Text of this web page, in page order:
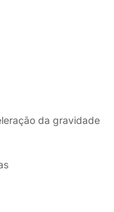
da gravidade